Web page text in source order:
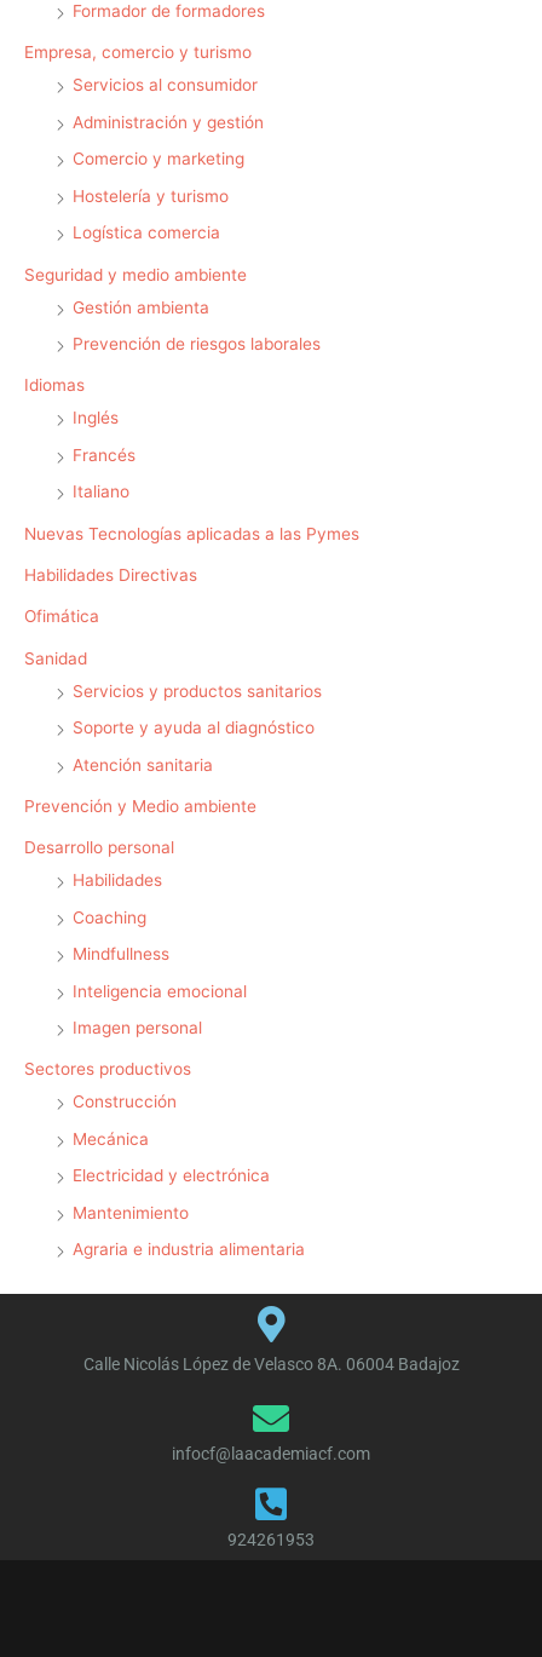
Formador de formadores
Empresa, comercio y turismo
Servicios al consumidor
Administración y gestión
Comercio y marketing
Hostelería y turismo
Logística comercia
Seguridad y medio ambiente
Gestión ambienta
Prevención de riesgos laborales
Idiomas
Inglés
Francés
Italiano
Nuevas Tecnologías aplicadas a las Pymes
Habilidades Directivas
Ofimática
Sanidad
Servicios y productos sanitarios
Soporte y ayuda al diagnóstico
Atención sanitaria
Prevención y Medio ambiente
Desarrollo personal
Habilidades
Coaching
Mindfullness
Inteligencia emocional
Imagen personal
Sectores productivos
Construcción
Mecánica
Electricidad y electrónica
Mantenimiento
Agraria e industria alimentaria
Calle Nicolás López de Velasco 8A. 06004 Badajoz
infocf@laacademiacf.com
924261953